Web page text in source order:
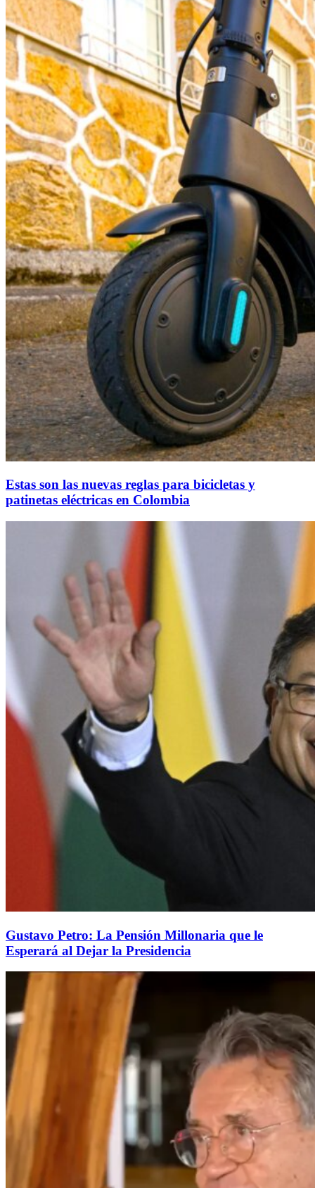
Estas son las nuevas reglas para bicicletas y
patinetas eléctricas en Colombia
Gustavo Petro: La Pensión Millonaria que le
Esperará al Dejar la Presidencia